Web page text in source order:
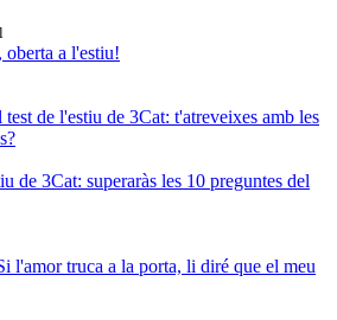
a l'estiu!
de l'estiu de 3Cat: t'atreveixes amb les
de 3Cat: superaràs les 10 preguntes del
l'amor truca a la porta, li diré que el meu